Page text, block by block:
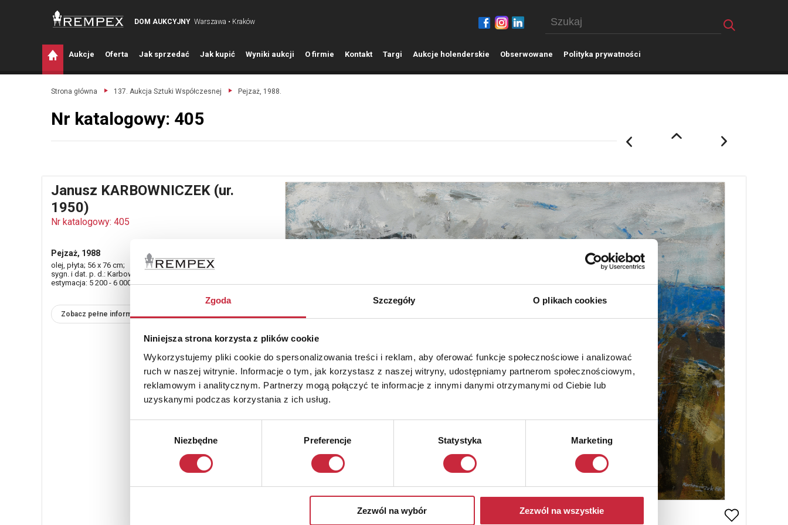
Zgoda Szczegóły O plikach cookies
Niniejsza strona korzysta z plików cookie
Wykorzystujemy pliki cookie do spersonalizowania treści i reklam, aby oferować funkcje społecznościowe i analizować
ruch w naszej witrynie. Informacje o tym, jak korzystasz z naszej witryny, udostępniamy partnerom społecznościowym,
reklamowym i analitycznym. Partnerzy mogą połączyć te informacje z innymi danymi otrzymanymi od Ciebie lub
uzyskanymi podczas korzystania z ich usług.
Niezbędne Preferencje Statystyka Marketing
Zezwól na wybór Zezwól na wszystkie
DOM AUKCYJNY Warszawa • Kraków
Aukcje Oferta Jak sprzedać Jak kupić Wyniki aukcji O firmie Kontakt Targi Aukcje holenderskie Obserwowane Polityka prywatności
Strona główna 137. Aukcja Sztuki Współczesnej Pejzaż, 1988.
Nr katalogowy: 405
Janusz KARBOWNICZEK (ur.
1950)
Nr katalogowy: 405
Pejzaż, 1988
olej, płyta; 56 x 76 cm;
sygn. i dat. p. d.: Karbowniczek 88;
estymacja: 5 200 - 6 000 zł
Zobacz pełne informacje